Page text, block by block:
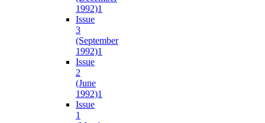
1992)1
Issue
3
(September
1992)1
Issue
2
(June
1992)1
Issue
1